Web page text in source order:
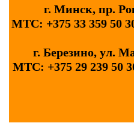
г. Минск, пр.
МТС: +375 33 359 50
г. Березино, ул.
МТС: +375 29 239 50